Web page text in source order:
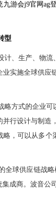
游会j9官网ag
型
计、生产、物
实施全球供应
略方式的企业
行设计与制造
，可以从多
全球供应链战
成商。波音公